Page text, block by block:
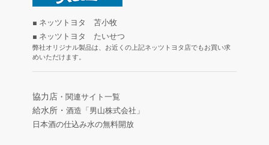
■ ネッツトヨタ 苫小牧
■ ネッツトヨタ たいせつ
弊社オリジナル製品は、お近くの上記ネッツトヨタ店でもお買い求
めいただけます。
協力店 ・関連サイト一覧
給水所・ 酒造「男山株式会社」
日本酒の仕込み水の無料開放